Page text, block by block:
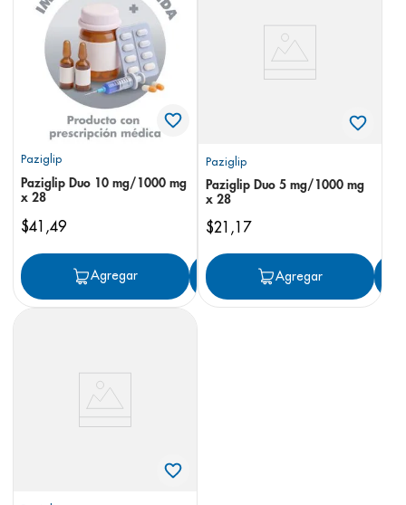
Paziglip
Paziglip Duo 10 mg/1000 mg
x 28
$41 ,49
Agregar Agregar
Paziglip
Paziglip Duo 5 mg/1000 mg
x 28
$21 ,17
Agregar
. panolini
pediasure
10.desodorante